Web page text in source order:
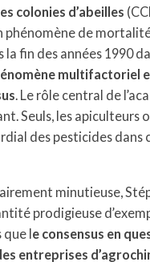
colonies d’abeilles
phénomène de
fin des années 1990
multifactoriel
. Le rôle central de
Seuls, les apiculteurs
des pesticides dans
minutieuse,
prodigieuse
que le consensus en
entreprises